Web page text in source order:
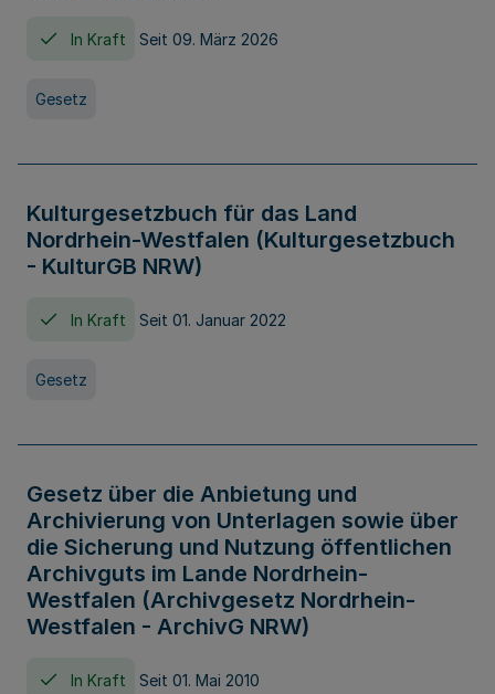
In Kraft Seit 09. März 2026
Gesetz
Kulturgesetzbuch für das Land
Nordrhein-Westfalen (Kulturgesetzbuch
- KulturGB NRW)
In Kraft Seit 01. Januar 2022
Gesetz
Gesetz über die Anbietung und
Archivierung von Unterlagen sowie über
die Sicherung und Nutzung öffentlichen
Archivguts im Lande Nordrhein-
Westfalen (Archivgesetz Nordrhein-
Westfalen - ArchivG NRW)
In Kraft Seit 01. Mai 2010